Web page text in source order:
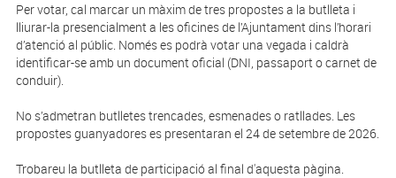
Per votar, cal marcar un màxim de tres propostes a la butlleta i
lliurar-la presencialment a les oficines de l’Ajuntament dins l’horari
d’atenció al públic. Només es podrà votar una vegada i caldrà
identificar-se amb un document oficial (DNI, passaport o carnet de
conduir).
No s’admetran butlletes trencades, esmenades o ratllades. Les
propostes guanyadores es presentaran el 24 de setembre de 2026.
Trobareu la butlleta de participació al final d'aquesta pàgina.